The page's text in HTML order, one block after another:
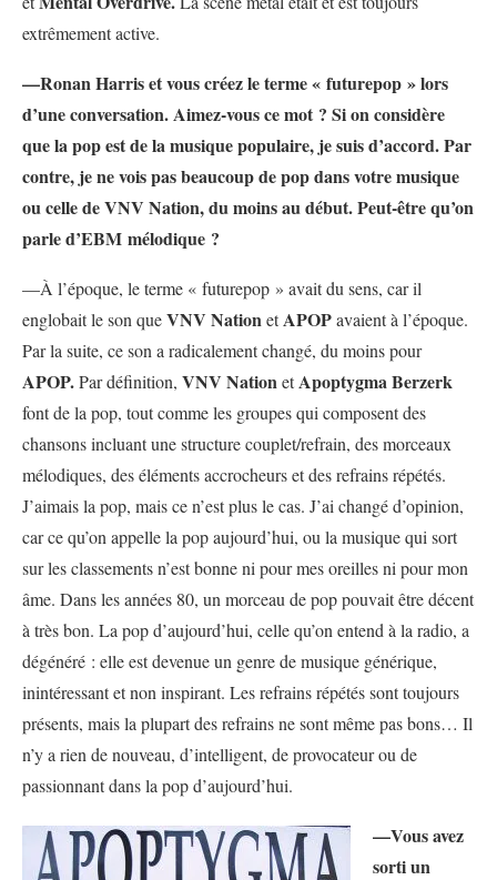
extrêmement active.
—Ronan Harris et vous créez le terme « futurepop » lors
d’une conversation. Aimez-vous ce mot ? Si on considère
que la pop est de la musique populaire, je suis d’accord. Par
contre, je ne vois pas beaucoup de pop dans votre musique
ou celle de VNV Nation, du moins au début. Peut-être qu’on
parle d’EBM mélodique ?
—À l’époque, le terme « futurepop » avait du sens, car il
englobait le son queVNV NationetAPOPavaient à l’époque.
Par la suite, ce son a radicalement changé, du moins pour
APOP.Par définition, VNV NationetApoptygma Berzerk
font de la pop, tout comme les groupes qui composent des
chansons incluant une structure couplet/refrain, des morceaux
mélodiques, des éléments accrocheurs et des refrains répétés.
J’aimais la pop, mais ce n’est plus le cas. J’ai changé d’opinion,
car ce qu’on appelle la pop aujourd’hui, ou la musique qui sort
sur les classements n’est bonne ni pour mes oreilles ni pour mon
âme. Dans les années 80, un morceau de pop pouvait être décent
à très bon. La pop d’aujourd’hui, celle qu’on entend à la radio, a
dégénéré : elle est devenue un genre de musique générique,
inintéressant et non inspirant. Les refrains répétés sont toujours
présents, mais la plupart des refrains ne sont même pas bons… Il
n’y a rien de nouveau, d’intelligent, de provocateur ou de
passionnant dans la pop d’aujourd’hui.
—Vous avez
sorti un